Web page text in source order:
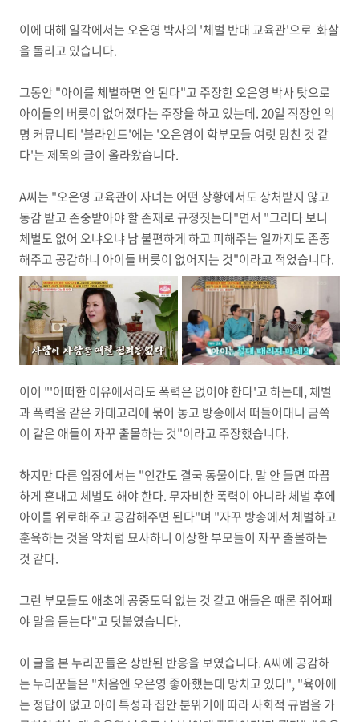
이에 대해 일각에서는 오은영 박사의 '체벌 반대 교육관'으로 화살
을 돌리고 있습니다.
그동안 "아이를 체벌하면 안 된다"고 주장한 오은영 박사 탓으로
아이들의 버릇이 없어졌다는 주장을 하고 있는데. 20일 직장인 익
명 커뮤니티 '블라인드'에는 '오은영이 학부모들 여럿 망친 것 같
다'는 제목의 글이 올라왔습니다.
A씨는 "오은영 교육관이 자녀는 어떤 상황에서도 상처받지 않고
동감 받고 존중받아야 할 존재로 규정짓는다"면서 "그러다 보니
체벌도 없어 오냐오냐 남 불편하게 하고 피해주는 일까지도 존중
해주고 공감하니 아이들 버릇이 없어지는 것"이라고 적었습니다.
이어 "'어떠한 이유에서라도 폭력은 없어야 한다'고 하는데, 체벌
과 폭력을 같은 카테고리에 묶어 놓고 방송에서 떠들어대니 금쪽
이 같은 애들이 자꾸 출몰하는 것"이라고 주장했습니다.
하지만 다른 입장에서는 "인간도 결국 동물이다. 말 안 들면 따끔
하게 혼내고 체벌도 해야 한다. 무자비한 폭력이 아니라 체벌 후에
아이를 위로해주고 공감해주면 된다"며 "자꾸 방송에서 체벌하고
훈육하는 것을 악처럼 묘사하니 이상한 부모들이 자꾸 출몰하는
것 같다.
그런 부모들도 애초에 공중도덕 없는 것 같고 애들은 때론 쥐어패
야 말을 듣는다"고 덧붙였습니다.
이 글을 본 누리꾼들은 상반된 반응을 보였습니다. A씨에 공감하
는 누리꾼들은 "처음엔 오은영 좋아했는데 망치고 있다", "육아에
는 정답이 없고 아이 특성과 집안 분위기에 따라 사회적 규범을 가